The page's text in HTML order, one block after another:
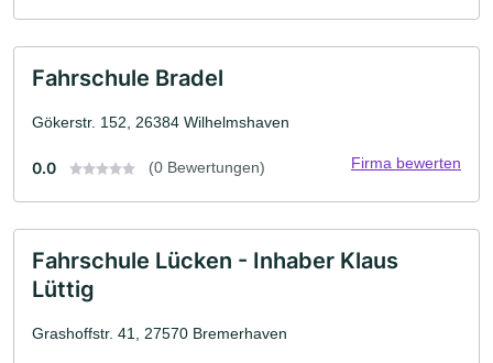
Fahrschule Bradel
Gökerstr. 152, 26384 Wilhelmshaven
0.0 (0 Bewertungen) Firma bewerten
Fahrschule Lücken - Inhaber Klaus
Lüttig
Grashoffstr. 41, 27570 Bremerhaven